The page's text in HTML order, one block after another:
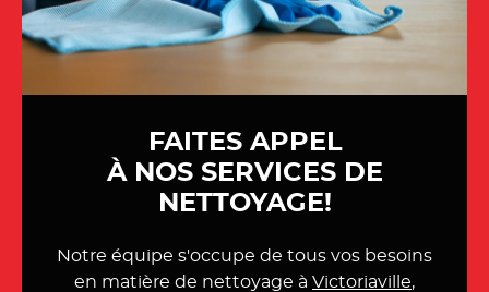
FAITES APPEL
À NOS SERVICES DE
NETTOYAGE!
Notre équipe s'occupe de tous vos besoins
en matière de nettoyage à Victoriaville,